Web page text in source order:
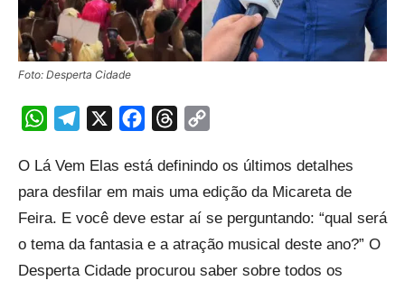
Foto: Desperta Cidade
WhatsAppTelegram FacebookThreads
O Lá Vem Elas está definindo os últimos detalhes
para desfilar em mais uma edição da Micareta de
Feira. E você deve estar aí se perguntando: “qual será
o tema da fantasia e a atração musical deste ano?” O
Desperta Cidade procurou saber sobre todos os